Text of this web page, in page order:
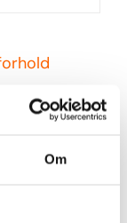
Om